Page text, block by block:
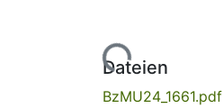
Lade...
Dateien
BzMU24_1661.pdf